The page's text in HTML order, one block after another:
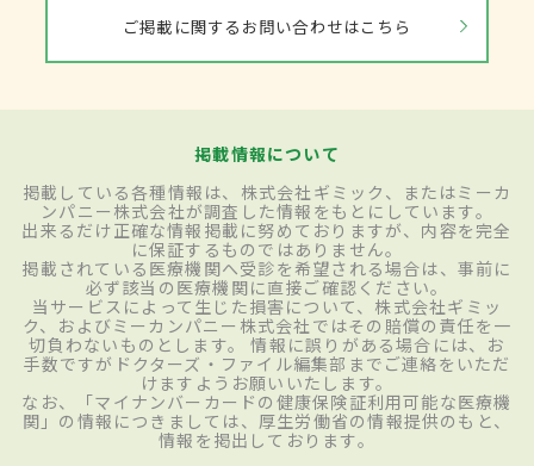
ご掲載に関するお問い合わせはこちら
掲載情報について
掲載している各種情報は、株式会社ギミック、またはミーカ
ンパニー株式会社が調査した情報をもとにしています。
出来るだけ正確な情報掲載に努めておりますが、内容を完全
に保証するものではありません。
掲載されている医療機関へ受診を希望される場合は、事前に
必ず該当の医療機関に直接ご確認ください。
当サービスによって生じた損害について、株式会社ギミッ
ク、およびミーカンパニー株式会社ではその賠償の責任を一
切負わないものとします。 情報に誤りがある場合には、お
手数ですがドクターズ・ファイル編集部までご連絡をいただ
けますようお願いいたします。
なお、「マイナンバーカードの健康保険証利用可能な医療機
関」の情報につきましては、厚生労働省の情報提供のもと、
情報を掲出しております。